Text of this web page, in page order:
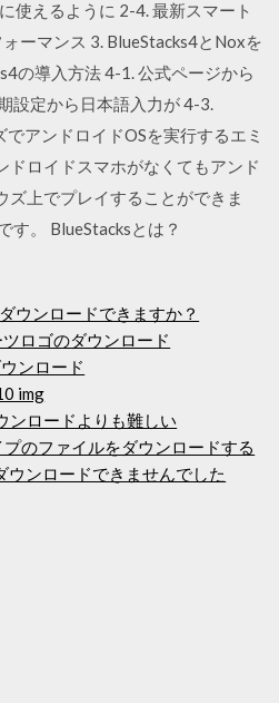
使えるように 2-4. 最新スマート
ーマンス 3. BlueStacks4とNoxを
の導入方法 4-1. 公式ページから
設定から日本語入力が 4-3.
アンドロイドOSを実行するエミ
ドロイドスマホがなくてもアンド
ズ上でプレイすることができま
す。 BlueStacksとは？
ウンロードできますか？
ロゴのダウンロード
ンロード
img
ンロードよりも難しい
のファイルをダウンロードする
ンロードできませんでした